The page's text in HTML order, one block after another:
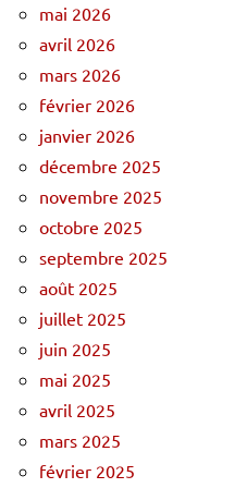
mai 2026
avril 2026
mars 2026
février 2026
janvier 2026
décembre 2025
novembre 2025
octobre 2025
septembre 2025
août 2025
juillet 2025
juin 2025
mai 2025
avril 2025
mars 2025
février 2025